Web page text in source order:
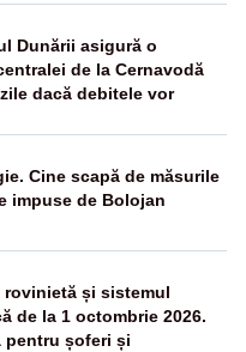
Dunării asigură o
de la Cernavodă
dacă debitele vor
Cine scapă de măsurile
impuse de Bolojan
rovinietă și sistemul
de la 1 octombrie 2026.
pentru șoferi și